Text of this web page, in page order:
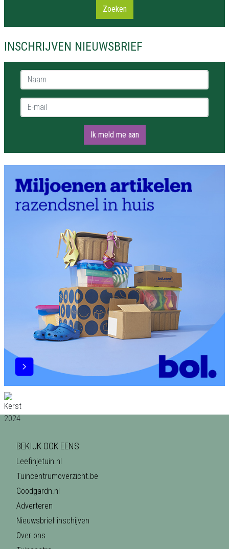
Zoeken
INSCHRIJVEN NIEUWSBRIEF
Naam *
E-mail *
Ik meld me aan
BEKIJK OOK EENS
Leefinjetuin.nl
Tuincentrumoverzicht.be
Goodgardn.nl
Adverteren
Nieuwsbrief inschijven
Over ons